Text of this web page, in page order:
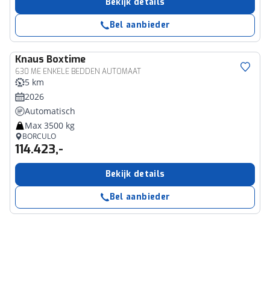
Bel aanbieder
Knaus Boxtime
630 ME ENKELE BEDDEN AUTOMAAT
5 km
2026
Automatisch
Max 3500 kg
BORCULO
114.423,-
Bekijk details
Bel aanbieder